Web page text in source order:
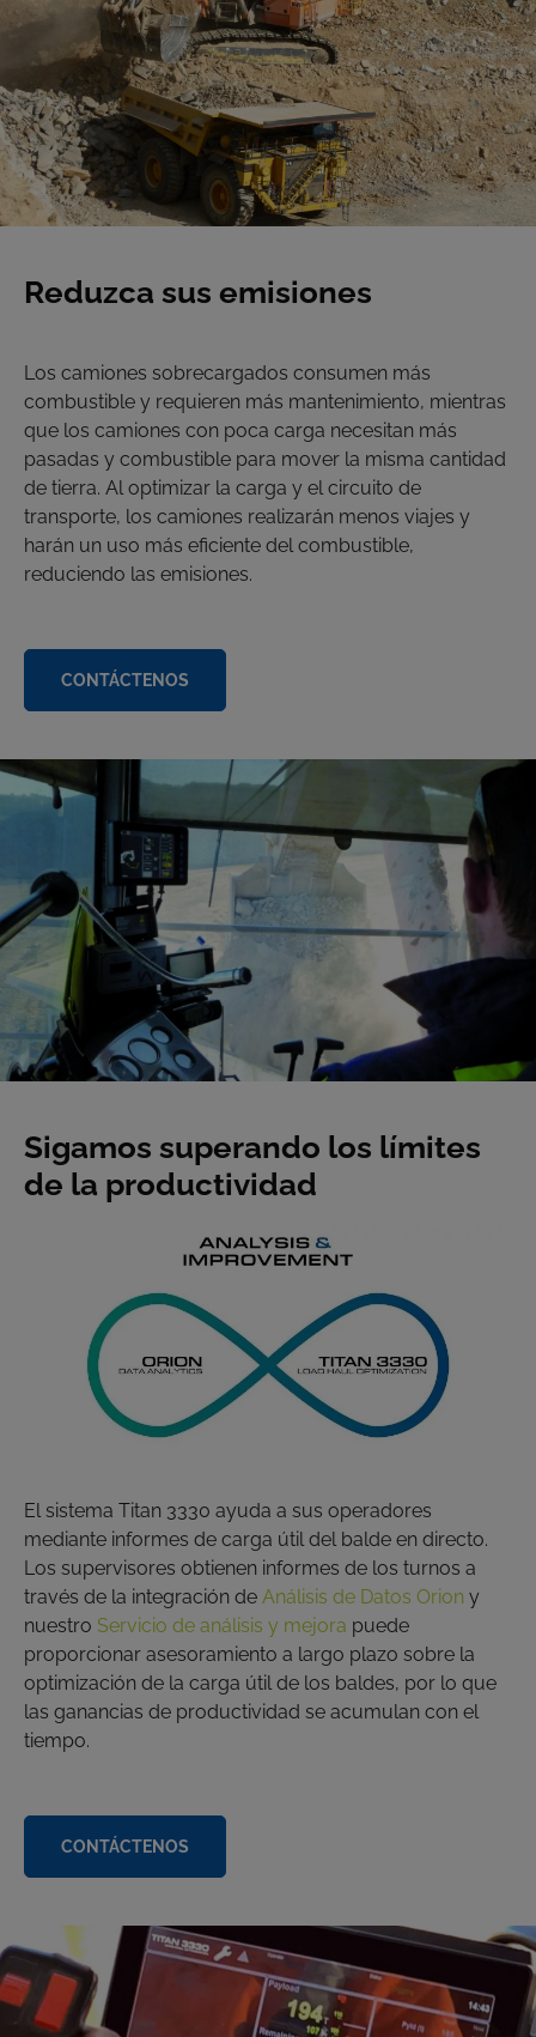
Reduzca sus emisiones
Los camiones sobrecargados consumen más
combustible y requieren más mantenimiento, mientras
que los camiones con poca carga necesitan más
pasadas y combustible para mover la misma cantidad
de tierra. Al optimizar la carga y el circuito de
transporte, los camiones realizarán menos viajes y
harán un uso más eficiente del combustible,
reduciendo las emisiones.
CONTÁCTENOS
Sigamos superando los límites
de la productividad
El sistema Titan 3330 ayuda a sus operadores
mediante informes de carga útil del balde en directo.
Los supervisores obtienen informes de los turnos a
través de la integración de Análisis de Datos Orion y
nuestro Servicio de análisis y mejora puede
proporcionar asesoramiento a largo plazo sobre la
optimización de la carga útil de los baldes, por lo que
las ganancias de productividad se acumulan con el
tiempo.
CONTÁCTENOS